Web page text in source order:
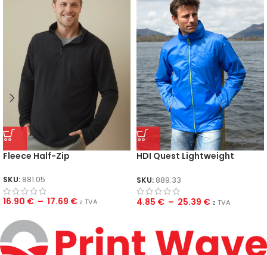
Fleece Half-Zip
SKU: 881.05
16.90 € – 17.69 € z TVA
HDI Quest Lightweight
SKU: 889.33
4.85 € – 25.39 € z TVA